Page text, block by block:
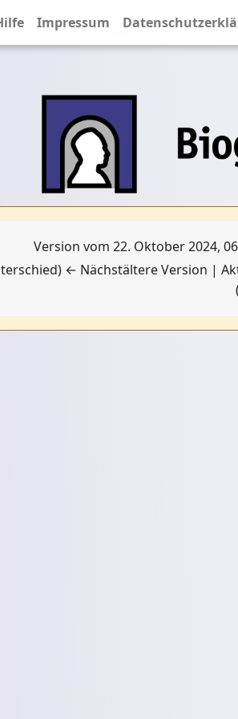
Impressum
Version vom 22. Oktober 2024,
← Nächstältere Version |